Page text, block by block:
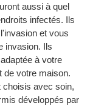
aussi à quel
infectés. Ils
et vous
invasion. Ils
à votre
de votre maison.
choisis avec soin,
développés par